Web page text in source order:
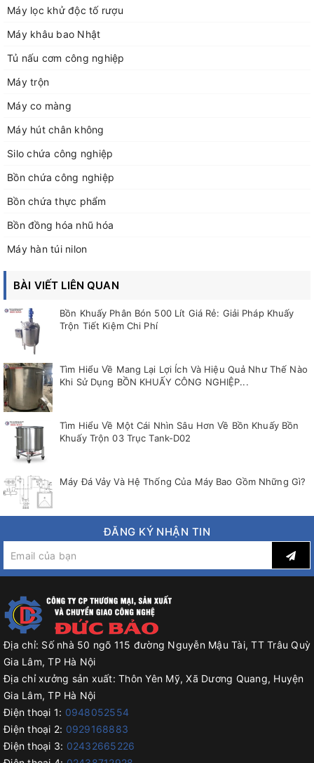
Máy lọc khử độc tố rượu
Máy khâu bao Nhật
Tủ nấu cơm công nghiệp
Máy trộn
Máy co màng
Máy hút chân không
Silo chứa công nghiệp
Bồn chứa công nghiệp
Bồn chứa thực phẩm
Bồn đồng hóa nhũ hóa
Máy hàn túi nilon
BÀI VIẾT LIÊN QUAN
Bồn Khuấy Phân Bón 500 Lít Giá Rẻ: Giải Pháp Khuấy
Trộn Tiết Kiệm Chi Phí
Tìm Hiểu Về Mang Lại Lợi Ích Và Hiệu Quả Như Thế Nào
Khi Sử Dụng BỒN KHUẤY CÔNG NGHIỆP...
Tìm Hiểu Về Một Cái Nhìn Sâu Hơn Về Bồn Khuấy Bồn
Khuấy Trộn 03 Trục Tank-D02
Máy Đá Vảy Và Hệ Thống Của Máy Bao Gồm Những Gì?
ĐĂNG KÝ NHẬN TIN
Địa chỉ: Số nhà 50 ngõ 115 đường Nguyễn Mậu Tài, TT Trâu Quỳ
Gia Lâm, TP Hà Nội
Địa chỉ xưởng sản xuất: Thôn Yên Mỹ, Xã Dương Quang, Huyện
Gia Lâm, TP Hà Nội
Điện thoại 1: 0948052554
Điện thoại 2: 0929168883
Điện thoại 3: 02432665226